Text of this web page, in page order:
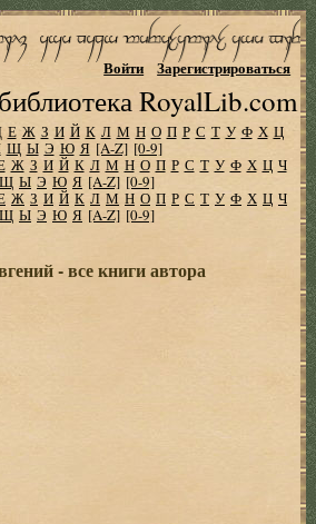
RoyalLib.com
Войти Зарегистрироваться
Е Ж З И Й К Л М Н О П Р С Т У Ф Х Ц
Щ Ы Э Ю Я [A-Z] [0-9]
Ж З И Й К Л М Н О П Р С Т У Ф Х Ц Ч
Щ Ы Э Ю Я [A-Z] [0-9]
Ж З И Й К Л М Н О П Р С Т У Ф Х Ц Ч
Щ Ы Э Ю Я [A-Z] [0-9]
- все книги автора